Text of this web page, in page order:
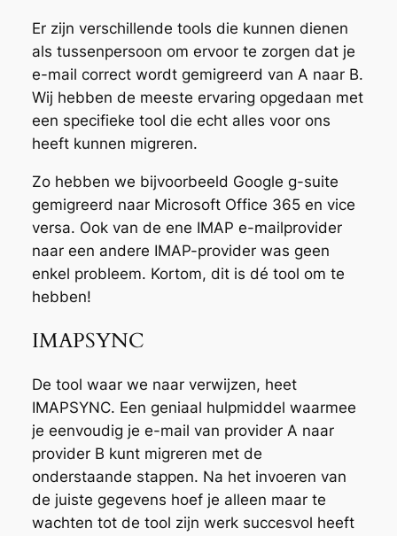
Er zijn verschillende tools die kunnen dienen
als tussenpersoon om ervoor te zorgen dat je
e-mail correct wordt gemigreerd van A naar B.
Wij hebben de meeste ervaring opgedaan met
een specifieke tool die echt alles voor ons
heeft kunnen migreren.
Zo hebben we bijvoorbeeld Google g-suite
gemigreerd naar Microsoft Office 365 en vice
versa. Ook van de ene IMAP e-mailprovider
naar een andere IMAP-provider was geen
enkel probleem. Kortom, dit is dé tool om te
hebben!
IMAPSYNC
De tool waar we naar verwijzen, heet
IMAPSYNC. Een geniaal hulpmiddel waarmee
je eenvoudig je e-mail van provider A naar
provider B kunt migreren met de
onderstaande stappen. Na het invoeren van
de juiste gegevens hoef je alleen maar te
wachten tot de tool zijn werk succesvol heeft